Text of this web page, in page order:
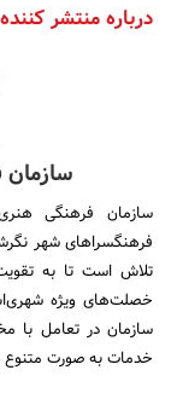
درباره منتشر
سازمان فرهنگی
فرهنگسراهای شهر
تلاش است تا به
خصلت‌های ویژه
سازمان در تعامل با
خدمات به صورت متنوع